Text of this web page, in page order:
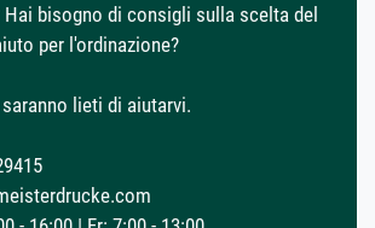
Hai bisogno di consigli sulla scelta del
per l'ordinazione?
lieti di aiutarvi.